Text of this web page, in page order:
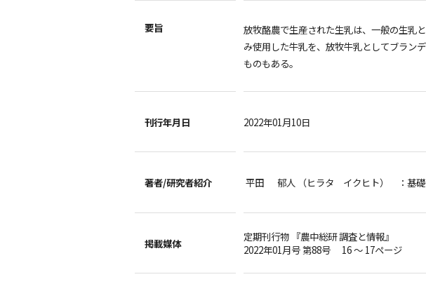
要旨
放牧酪農で生産された生乳は、一般の生乳
み使用した牛乳を、放牧牛乳としてブラン
ものもある。
刊行年月日 2022年01月10日
著者/研究者紹介 平田 郁人 （ヒラタ イクヒト） ：基
掲載媒体
定期刊行物 『農中総研 調査と情報』
2022年01月号 第88号 16 ～ 17ページ